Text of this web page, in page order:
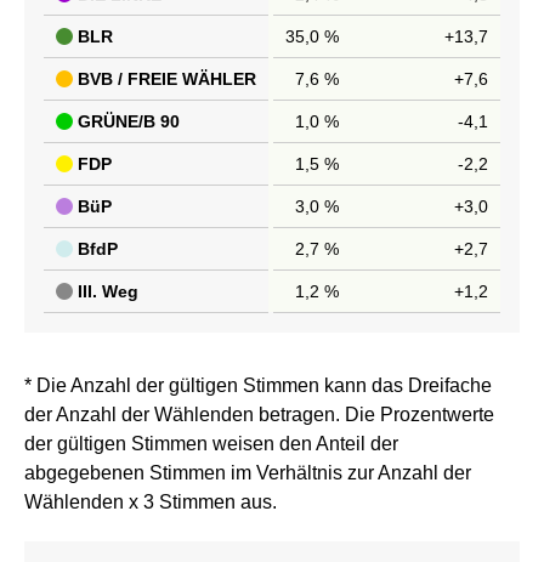
BLR 35,0 % +13,7
BVB / FREIE WÄHLER 7,6 % +7,6
GRÜNE/B 90 1,0 % -4,1
FDP 1,5 % -2,2
BüP 3,0 % +3,0
BfdP 2,7 % +2,7
III. Weg 1,2 % +1,2
* Die Anzahl der gültigen Stimmen kann das Dreifache
der Anzahl der Wählenden betragen. Die Prozentwerte
der gültigen Stimmen weisen den Anteil der
abgegebenen Stimmen im Verhältnis zur Anzahl der
Wählenden x 3 Stimmen aus.